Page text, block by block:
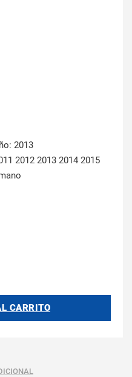
2013
2012 2013 2014 2015
CARRITO